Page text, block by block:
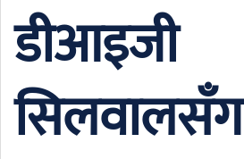
डीआइजी
सिलवालसँग